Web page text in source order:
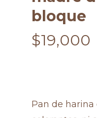
bloque
$19,000
Pan de